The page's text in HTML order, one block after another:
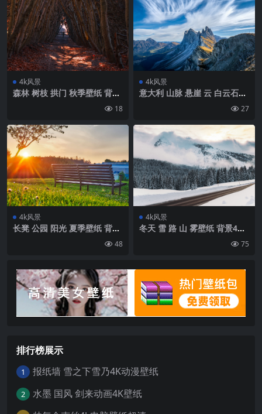
4k风景
森林 树枝 拱门 秋季壁纸 背景
18
4k风景
意大利 山脉 悬崖 云 白云石壁
27
4k风景
长凳 公园 阳光 夏季壁纸 背景
48
4k风景
冬天 雪 路 山 雾壁纸 背景4k
75
排行榜展示
1 报纸墙 雪之下雪乃4K动漫壁纸
2 水墨 国风 剑来动画4K壁纸